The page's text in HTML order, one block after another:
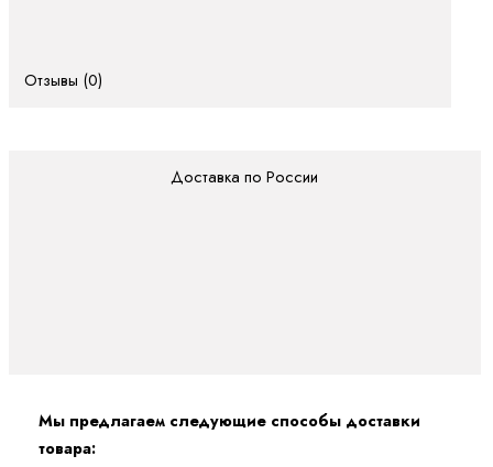
Отзывы (0)
Доставка по России
Мы предлагаем следующие способы доставки
товара: